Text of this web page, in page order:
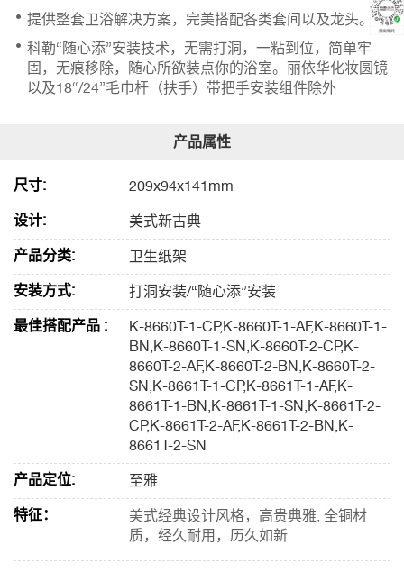
提供整套卫浴解决方案，完美搭配各类套间以及龙头。
科勒“随心添”安装技术，无需打洞，一粘到位，简单牢
固，无痕移除，随心所欲装点你的浴室。丽依华化妆圆镜
以及18“/24”毛巾杆（扶手）带把手安装组件除外
尺寸:
209x94x141mm
设计:
美式新古典
产品分类:
卫生纸架
安装方式:
打洞安装/“随心添”安装
最佳搭配产品 :
K-8660T-1-CP,K-8660T-1-AF,K-8660T-1-
BN,K-8660T-1-SN,K-8660T-2-CP,K-
8660T-2-AF,K-8660T-2-BN,K-8660T-2-
SN,K-8661T-1-CP,K-8661T-1-AF,K-
8661T-1-BN,K-8661T-1-SN,K-8661T-2-
CP,K-8661T-2-AF,K-8661T-2-BN,K-
8661T-2-SN
产品定位:
至雅
特征：
美式经典设计风格，高贵典雅, 全铜材
质，经久耐用，历久如新